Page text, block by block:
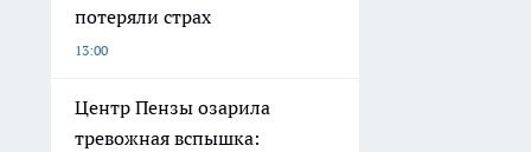
потеряли страх
13:00
Центр Пензы озарила
тревожная вспышка: